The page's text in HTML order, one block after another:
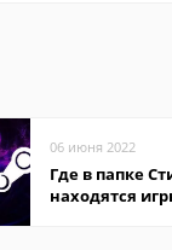
06 июня 2022
Где в папке
находятся